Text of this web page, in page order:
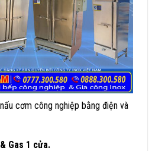
cơm công nghiệp bằng điện và
Gas 1 cửa.